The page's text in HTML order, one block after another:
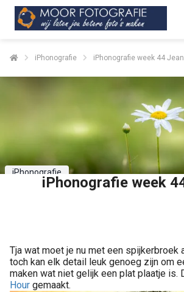
iPhonografie iPhonografie week 44
iPhonografie
iPhonografie week
Tja wat moet je nu met een spijkerbroek
toch kan elk detail leuk genoeg zijn om
maken wat niet gelijk een plat plaatje is.
Hour gemaakt.